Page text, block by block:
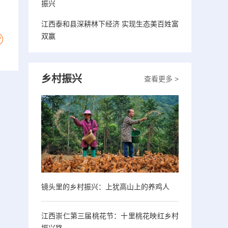
振兴
江西泰和县深耕林下经济 实现生态美百姓富
双赢
查看更多 >
乡村振兴
镜头里的乡村振兴：上犹高山上的养鸡人
江西崇仁第三届桃花节：十里桃花映红乡村